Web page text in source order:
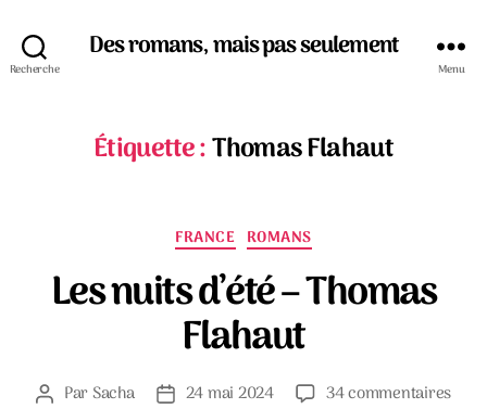
Recherche
Des romans, mais pas seulement
Menu
Étiquette :Thomas Flahaut
Catégories
FRANCE ROMANS
Les nuits d’été – Thomas
Flahaut
Auteur
ParSacha
Date24 mai 2024 34 commentairessur